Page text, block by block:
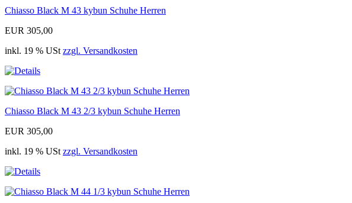
Chiasso Black M 43 kybun Schuhe Herren
EUR 305,00
inkl. 19 % USt zzgl. Versandkosten
Chiasso Black M 43 2/3 kybun Schuhe Herren
EUR 305,00
inkl. 19 % USt zzgl. Versandkosten